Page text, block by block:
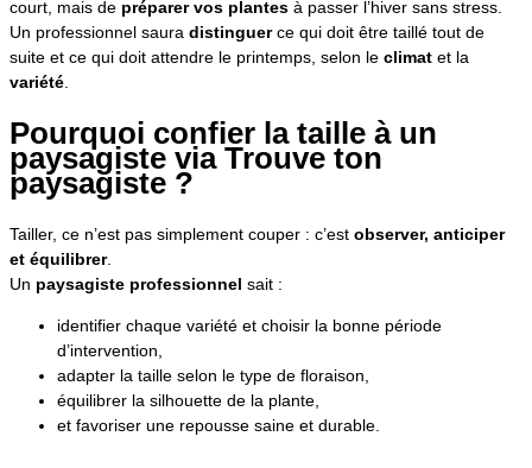
court, mais de préparer vos plantes à passer l’hiver sans stress.
Un professionnel saura distinguerce qui doit être taillé tout de
suite et ce qui doit attendre le printemps, selon le climat et la
variété.
Pourquoi confier la taille à un
paysagiste via Trouve ton
paysagiste ?
Tailler, ce n’est pas simplement couper : c’est observer, anticiper
et équilibrer.
Un paysagiste professionnel sait :
identifier chaque variété et choisir la bonne période
d’intervention,
adapter la taille selon le type de floraison,
équilibrer la silhouette de la plante,
et favoriser une repousse saine et durable.